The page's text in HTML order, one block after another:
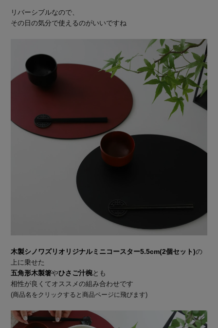
リバーシブルなので、
その日の気分で使えるのがいいですね
木製シノワズリオリジナルミニコースター5.5cm(2個セット)の
上に乗せた
五角形木製箸やひさご汁椀とも
相性が良くてオススメの組み合わせです
(商品名をクリックすると商品ページに飛びます)